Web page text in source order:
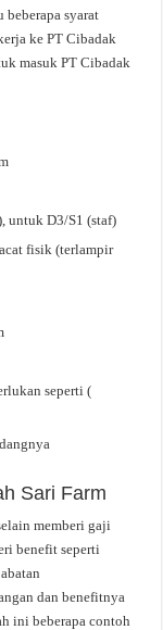
beberapa syarat
ke PT Cibadak
masuk PT Cibadak
untuk D3/S1 (staf)
fisik (terlampir
seperti (
Sari Farm
memberi gaji
benefit seperti
dan benefitnya
ini beberapa contoh